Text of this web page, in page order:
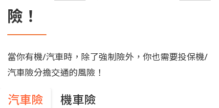
險！
當你有機/汽車時，除了強制險外，你也需要投保機/
汽車險分擔交通的風險！
汽車險 機車險